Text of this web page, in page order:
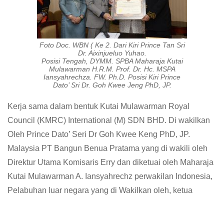
Foto Doc. WBN ( Ke 2. Dari Kiri Prince Tan Sri
Dr. Aixinjueluo Yuhao.
Posisi Tengah, DYMM. SPBA Maharaja Kutai
Mulawarman H.R.M. Prof. Dr. Hc. MSPA
Iansyahrechza. FW. Ph.D. Posisi Kiri Prince
Dato’ Sri Dr. Goh Kwee Jeng PhD, JP.
Kerja sama dalam bentuk Kutai Mulawarman Royal
Council (KMRC) International (M) SDN BHD. Di wakilkan
Oleh Prince Dato’ Seri Dr Goh Kwee Keng PhD, JP.
Malaysia PT Bangun Benua Pratama yang di wakili oleh
Direktur Utama Komisaris Erry dan diketuai oleh Maharaja
Kutai Mulawarman A. Iansyahrechz perwakilan Indonesia,
Pelabuhan luar negara yang di Wakilkan oleh, ketua